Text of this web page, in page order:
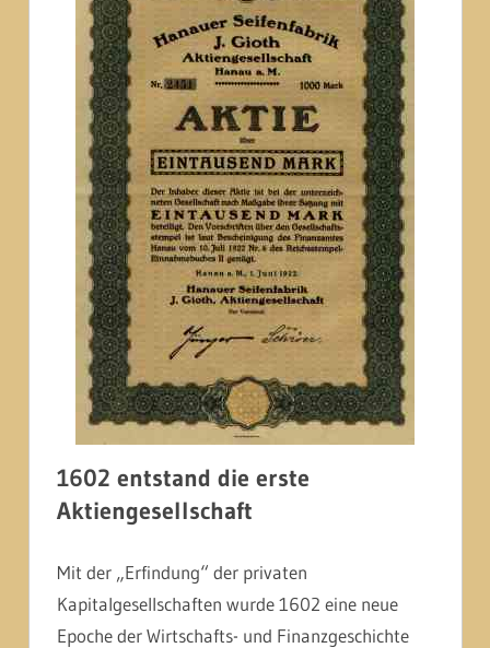
1602 entstand die erste
Aktiengesellschaft
Mit der „Erfindung“ der privaten
Kapitalgesellschaften wurde 1602 eine neue
Epoche der Wirtschafts- und Finanzgeschichte